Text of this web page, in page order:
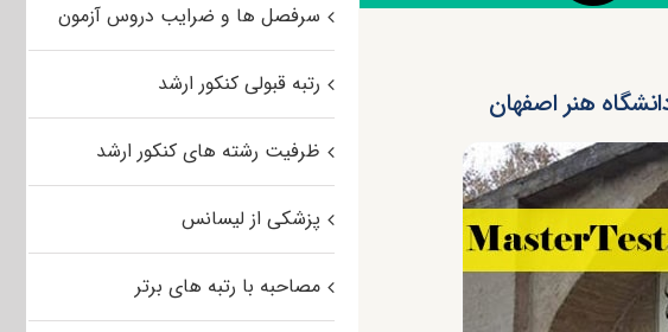
سرفصل ها و ضرایب دروس آزمون
رتبه قبولی کنکور ارشد
ظرفیت رشته های کنکور ارشد
پزشکی از لیسانس
مصاحبه با رتبه های برتر